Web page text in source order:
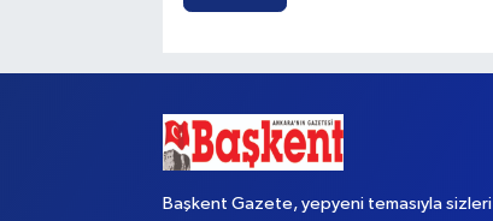
Başkent Gazete, yepyeni temasıyla sizleri